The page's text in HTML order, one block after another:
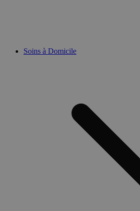
Soins à Domicile